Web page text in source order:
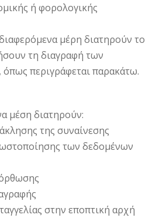
ή φορολογικής
μέρη διατηρούν το
τη διαγραφή των
περιγράφεται παρακάτω.
μέση διατηρούν:
της συναίνεσης
των δεδομένων
στην εποπτική αρχή